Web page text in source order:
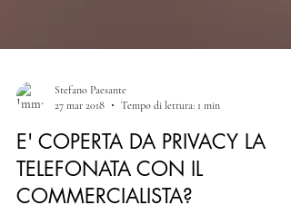
Stefano Paesante
27 mar 2018
Tempo di lettura: 1 min
E' COPERTA DA PRIVACY LA